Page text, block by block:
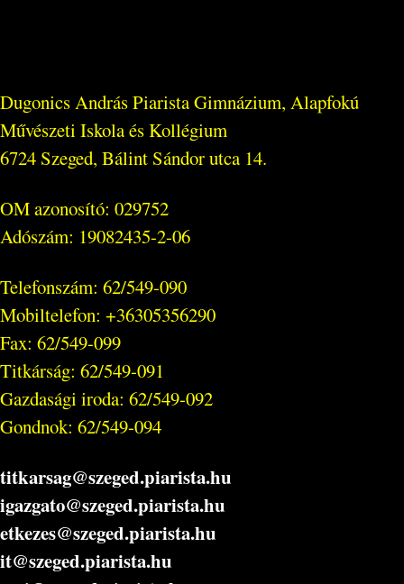
Dugonics András Piarista Gimnázium, Alapfokú
Művészeti Iskola és Kollégium
6724 Szeged, Bálint Sándor utca 14.
OM azonosító: 029752
Adószám: 19082435-2-06
Telefonszám: 62/549-090
Mobiltelefon: +36305356290
Fax: 62/549-099
Titkárság: 62/549-091
Gazdasági iroda: 62/549-092
Gondnok: 62/549-094
titkarsag@szeged.piarista.hu
igazgato@szeged.piarista.hu
etkezes@szeged.piarista.hu
it@szeged.piarista.hu